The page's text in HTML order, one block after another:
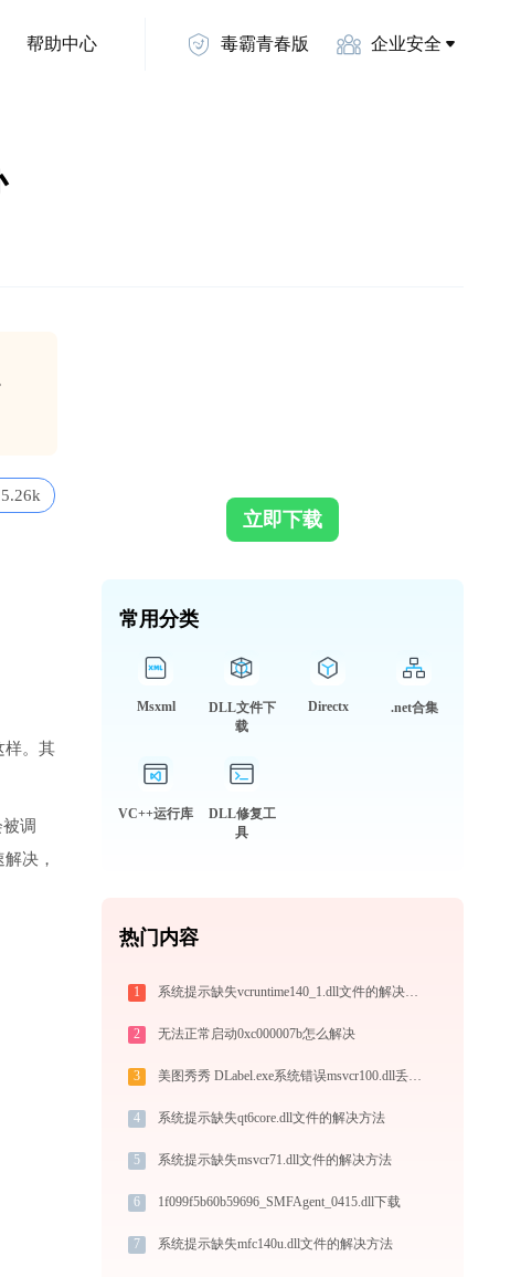
帮助中心 毒霸青春版 企业安全
样。其
调
决，
立即下载
常用分类
Msxml
DLL文件下
载
Directx .net合集
VC++运行库
DLL修复工
具
热门内容
1 系统提示缺失vcruntime140_1.dll文件的解决方法
2 无法正常启动0xc000007b怎么解决
3 美图秀秀 DLabel.exe系统错误msvcr100.dll丢失如何解决
4 系统提示缺失qt6core.dll文件的解决方法
5 系统提示缺失msvcr71.dll文件的解决方法
6 1f099f5b60b59696_SMFAgent_0415.dll下载
7 系统提示缺失mfc140u.dll文件的解决方法